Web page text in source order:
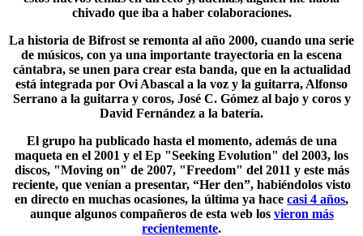
chivado que iba a haber colaboraciones.
La historia de Bifrost se remonta al año 2000, cuando una serie
de músicos, con ya una importante trayectoria en la escena
cántabra, se unen para crear esta banda, que en la actualidad
está integrada por Ovi Abascal a la voz y la guitarra, Alfonso
Serrano a la guitarra y coros, José C. Gómez al bajo y coros y
David Fernández a la batería.
El grupo ha publicado hasta el momento, además de una
maqueta en el 2001 y el Ep "Seeking Evolution" del 2003, los
discos, "Moving on" de 2007, "Freedom" del 2011 y este más
reciente, que venían a presentar, “Her den”, habiéndolos visto
en directo en muchas ocasiones, la última ya hace casi 4 años,
aunque algunos compañeros de esta web los vieron más
recientemente.